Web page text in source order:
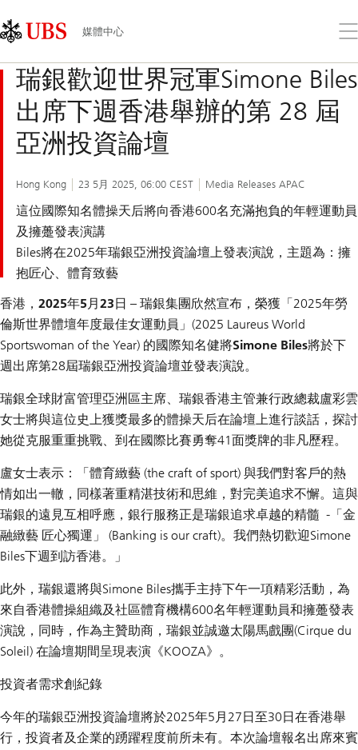
Links
Area
媒體中心
打
功
能
瑞銀歡迎世界冠軍Simone Biles
出席下週香港舉辦的第 28 屆
亞洲投資論壇
Hong Kong 23 5月 2025, 06:00 CEST Media Releases APAC
這位國際知名體操天后將向香港600名充滿抱負的年輕運動員
及擁躉發表演講
Biles將在2025年瑞銀亞洲投資論壇上發表演說，主題為：擁
抱匠心、體育致藝
香港，2025年5月23日 – 瑞銀集團欣然宣布，榮獲「2025年勞
倫斯世界體壇年度最佳女運動員」(2025 Laureus World
Sportswoman of the Year) 的國際知名健將Simone Biles將於下
週出席第28屆瑞銀亞洲投資論壇並發表演說。
瑞銀全球財富管理亞洲區主席、瑞銀香港主管兼行政總裁盧彩雲
女士將與這位史上獲獎最多的體操天后在論壇上進行談話，探討
她從克服重重挑戰、到在國際比賽勇奪41面獎牌的非凡歷程。
盧女士表示：「體育緻藝 (the craft of sport) 與我們對客戶的熱
情如出一轍，同樣著重精湛技術和思維，對完美追求不懈。這與
瑞銀的遠見互相呼應，銀行服務正是瑞銀追求卓越的精髓 -「金
融緻藝 匠心獨運」 (Banking is our craft)。我們熱切歡迎Simone
Biles下週到訪香港。」
此外，瑞銀還將與Simone Biles攜手主持下午一項精彩活動，為
來自香港體操組織及社區體育機構600名年輕運動員和擁躉發表
演說，同時，作為主贊助商，瑞銀並誠邀太陽馬戲團(Cirque du
Soleil) 在論壇期間呈現表演《KOOZA》。
投資者需求創紀錄
今年的瑞銀亞洲投資論壇將於2025年5月27日至30日在香港舉
行，投資者及企業的踴躍程度前所未有。本次論壇報名出席來賓